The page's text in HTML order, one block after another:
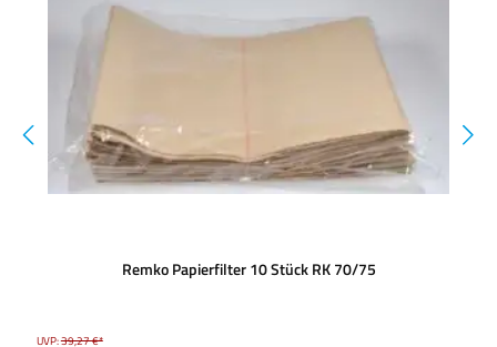
Remko Papierfilter 10 Stück RK 70/75
UVP:39,27 €*